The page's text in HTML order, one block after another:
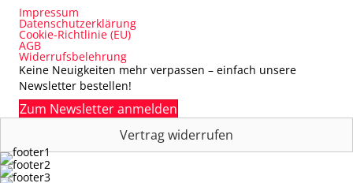
Impressum
Datenschutzerklärung
Cookie-Richtlinie (EU)
AGB
Widerrufsbelehrung
Keine Neuigkeiten mehr verpassen – einfach unsere
Newsletter bestellen!
Zum Newsletter anmelden
Vertrag widerrufen